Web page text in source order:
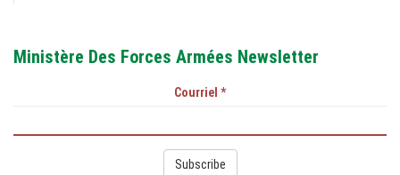
Ministère Des Forces Armées Newsletter
Courriel *
Subscribe